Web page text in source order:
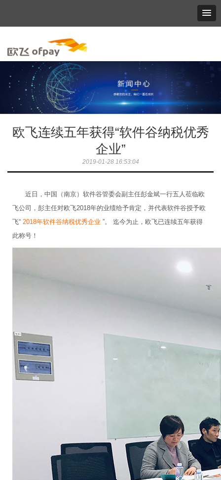
欧飞连续五年获得“软件谷纳税优秀
企业”
2019-01-28 16:53:04
近日，中国（南京）软件谷管委会副主任彭金斌一行五人莅临欧
飞公司，彭主任对欧飞2018年的业绩给予肯定，并代表软件谷授予欧
飞“ 2018年软件谷纳税优秀企业 ”。 迄今为止，欧飞已连续五年获得
此称号！